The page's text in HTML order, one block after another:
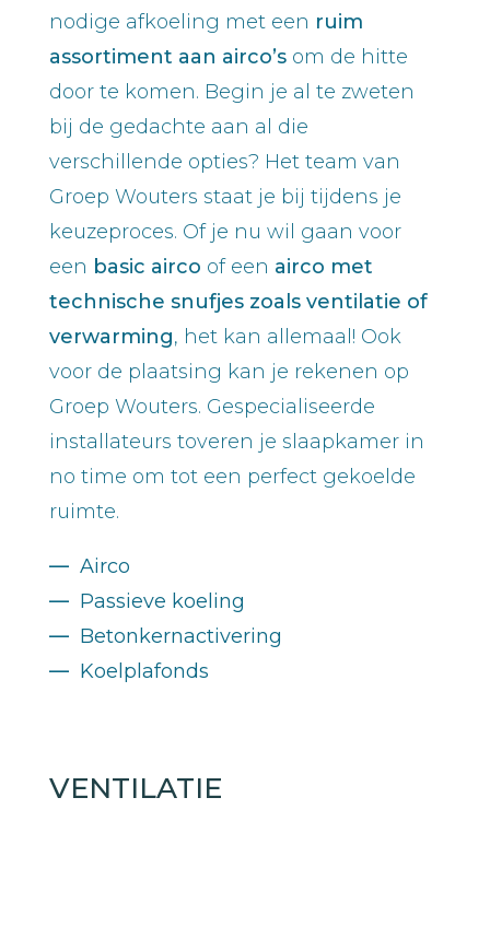
nodige afkoeling met een ruim
assortiment aan airco’s om de hitte
door te komen. Begin je al te zweten
bij de gedachte aan al die
verschillende opties? Het team van
Groep Wouters staat je bij tijdens je
keuzeproces. Of je nu wil gaan voor
een basic airco of een airco met
technische snufjes zoals ventilatie of
verwarming, het kan allemaal! Ook
voor de plaatsing kan je rekenen op
Groep Wouters. Gespecialiseerde
installateurs toveren je slaapkamer in
no time om tot een perfect gekoelde
ruimte.
— Airco
— Passieve koeling
— Betonkernactivering
— Koelplafonds
VENTILATIE